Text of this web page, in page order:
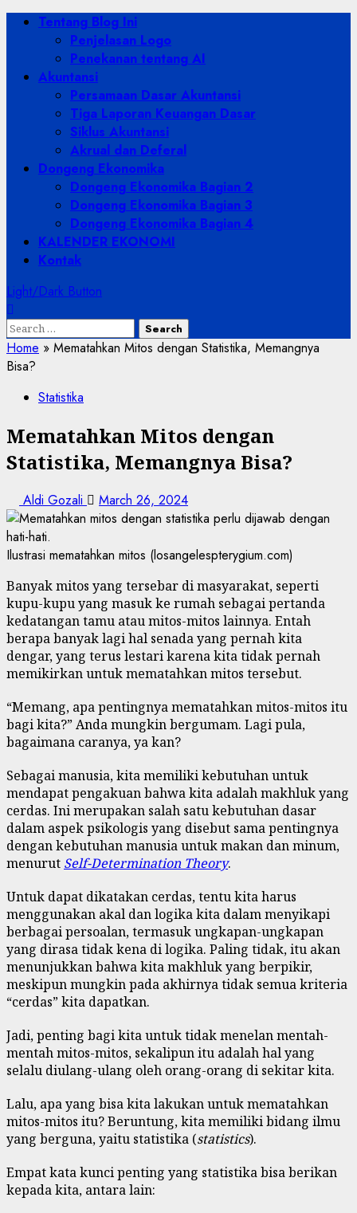
Skip
PrimaryTentang Blog Ini
Penjelasan Logo
Penekanan tentang AI
Akuntansi
Persamaan Dasar Akuntansi
Tiga Laporan Keuangan Dasar
Siklus Akuntansi
Akrual dan Deferal
Dongeng Ekonomika
Dongeng Ekonomika Bagian 2
Dongeng Ekonomika Bagian 3
Dongeng Ekonomika Bagian 4
KALENDER EKONOMI
Kontak
Light/Dark Button
Search
for:
Home » Mematahkan Mitos dengan Statistika, Memangnya
Bisa?
Statistika
Mematahkan Mitos dengan
Statistika, Memangnya Bisa?
Aldi Gozali March 26, 2024
Ilustrasi mematahkan mitos (losangelespterygium.com)
Banyak mitos yang tersebar di masyarakat, seperti
kupu-kupu yang masuk ke rumah sebagai pertanda
kedatangan tamu atau mitos-mitos lainnya. Entah
berapa banyak lagi hal senada yang pernah kita
dengar, yang terus lestari karena kita tidak pernah
memikirkan untuk mematahkan mitos tersebut.
“Memang, apa pentingnya mematahkan mitos-mitos itu
bagi kita?” Anda mungkin bergumam. Lagi pula,
bagaimana caranya, ya kan?
Sebagai manusia, kita memiliki kebutuhan untuk
mendapat pengakuan bahwa kita adalah makhluk yang
cerdas. Ini merupakan salah satu kebutuhan dasar
dalam aspek psikologis yang disebut sama pentingnya
dengan kebutuhan manusia untuk makan dan minum,
menurut Self-Determination Theory.
Untuk dapat dikatakan cerdas, tentu kita harus
menggunakan akal dan logika kita dalam menyikapi
berbagai persoalan, termasuk ungkapan-ungkapan
yang dirasa tidak kena di logika. Paling tidak, itu akan
menunjukkan bahwa kita makhluk yang berpikir,
meskipun mungkin pada akhirnya tidak semua kriteria
“cerdas” kita dapatkan.
Jadi, penting bagi kita untuk tidak menelan mentah-
mentah mitos-mitos, sekalipun itu adalah hal yang
selalu diulang-ulang oleh orang-orang di sekitar kita.
Lalu, apa yang bisa kita lakukan untuk mematahkan
mitos-mitos itu? Beruntung, kita memiliki bidang ilmu
yang berguna, yaitu statistika (statistics).
Empat kata kunci penting yang statistika bisa berikan
kepada kita, antara lain: